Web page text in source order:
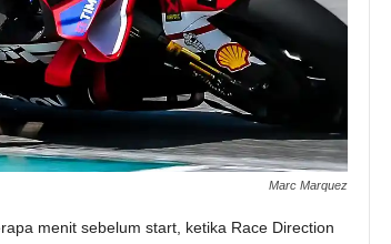
Marc Marquez
menit sebelum start, ketika Race Direction